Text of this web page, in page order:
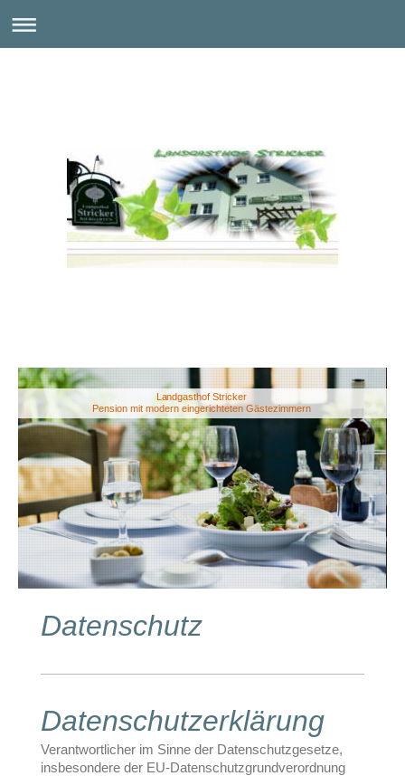
Landgasthof Stricker
Pension mit modern eingerichteten Gästezimmern
Datenschutz
Datenschutzerklärung
Verantwortlicher im Sinne der Datenschutzgesetze,
insbesondere der EU-Datenschutzgrundverordnung